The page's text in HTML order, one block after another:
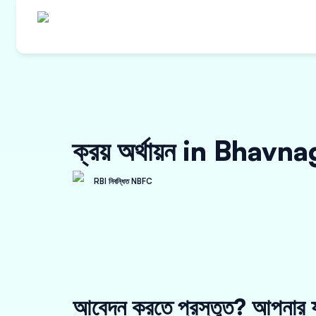
ক্রয় অর্থায়ন in
RBI নিবন্ধিত NBFC
আবেদন করতে প্রস্তুত? আপনার